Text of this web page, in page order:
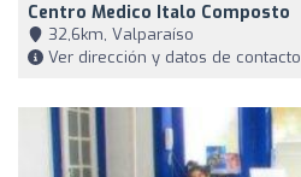
Centro Medico Italo Composto
32,6km, Valparaíso
Ver dirección y datos de contacto